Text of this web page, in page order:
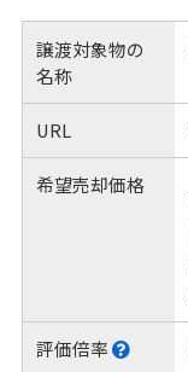
譲渡対象物の
名称
URL
希望売却価格
評価倍率